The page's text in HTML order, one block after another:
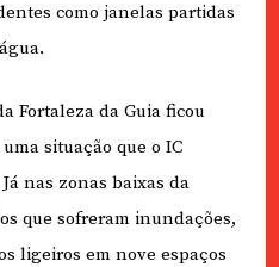
como janelas partidas
Fortaleza da Guia ficou
situação que o IC
nas zonas baixas da
que sofreram inundações,
ligeiros em nove espaços